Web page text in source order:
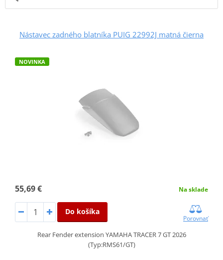
Nástavec zadného blatníka PUIG 22992J matná čierna
NOVINKA
55,69 € Na sklade
Do košíka
Porovnať
Rear Fender extension YAMAHA TRACER 7 GT 2026
(Typ:RMS61/GT)